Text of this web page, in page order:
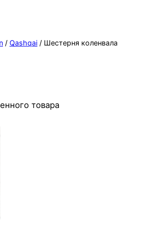
/ Qashqai / Шестерня коленвала
товара